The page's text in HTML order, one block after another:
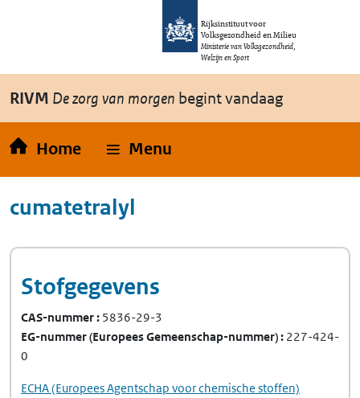
Overslaan en naar de inhoud gaan
Rijksinstituut voor
Volksgezondheid en Milieu
Ministerie van Volksgezondheid,
Welzijn en Sport
RIVM De zorg van morgen begint vandaag
Home Menu
cumatetralyl
Stofgegevens
CAS-nummer 5836-29-3
EG-nummer(Europees Gemeenschap-nummer) 227-424-
0
ECHA(Europees Agentschap voor chemische stoffen)